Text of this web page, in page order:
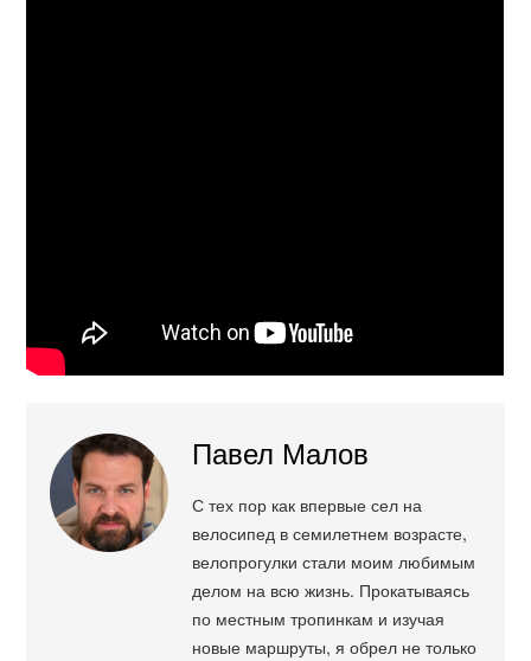
Павел Малов
С тех пор как впервые сел на
велосипед в семилетнем возрасте,
велопрогулки стали моим любимым
делом на всю жизнь. Прокатываясь
по местным тропинкам и изучая
новые маршруты, я обрел не только